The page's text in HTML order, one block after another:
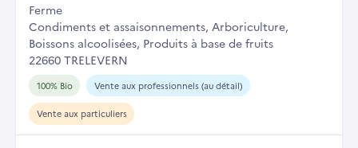
Ferme
Condiments et assaisonnements, Arboriculture,
Boissons alcoolisées, Produits à base de fruits
22660 TRELEVERN
100% Bio Vente aux professionnels (au détail)
Vente aux particuliers